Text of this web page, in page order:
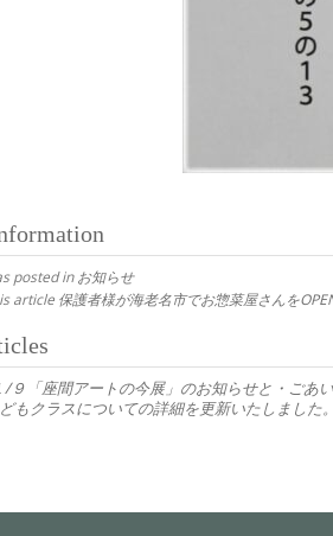
posted in お知らせ
article 保護者様が海老名市でお惣菜屋さんを
/９「座間アートの今展」のお知らせと・ごあ
もクラスについての詳細を更新いたしました。